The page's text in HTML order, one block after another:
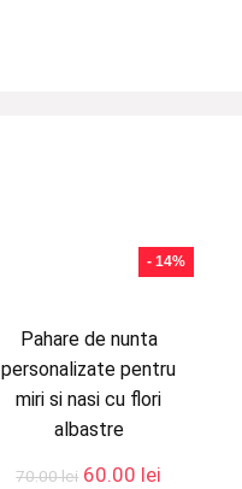
- 14%
Pahare de nunta
personalizate pentru
miri si nasi cu flori
albastre
70.00lei Prețul
60.00 lei